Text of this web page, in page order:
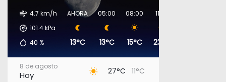
4.7 km/h
101.4kPa
40 %
AHORA
13°C
05:00
13°C
08:00
15°C
11:00
23°C
8 de agosto
Hoy 27°C 11°C